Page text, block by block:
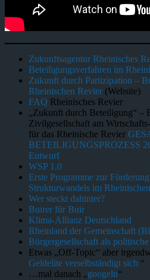
Zukunftsagentur Rheinisches
Beteiligungsverfahren im
Zukunft durch Partizipation –
Rheinischen Revier (Website)
FAQ Rheinisches Revier
„Zukunft durch Beteiligung“ –
Zivilgesellschaft am
für das Rheinische Revier
BETEILIGUNGSPROZESS
Entwurf
WSP 1.0
Erste Programme zur
Strukturwandels im
Wer steckt dahinter?
Buirer für Buir
Klima-Allianz Deutschland
Rheinland der Gemeinschaft
Bürgergesellschaft als
Etwas „Off-Topic“ aber
Geldelite verselbständigt sich “
…mal danach „googeln“